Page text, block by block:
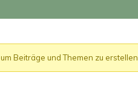
, um Beiträge und Themen zu erstellen.